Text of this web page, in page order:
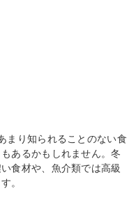
まり知られることのない食
あるかもしれません。冬
食材や、魚介類では高級
。